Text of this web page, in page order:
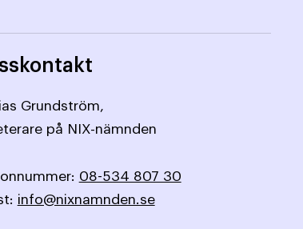
Grundström,
på NIX-nämnden
08-534 807 30
info@nixnamnden.se